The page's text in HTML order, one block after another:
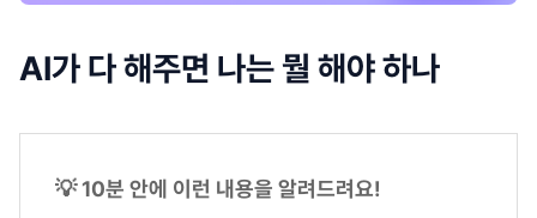
AI가 다 해주면 나는 뭘 해야 하나
💡 10분 안에 이런 내용을 알려드려요!